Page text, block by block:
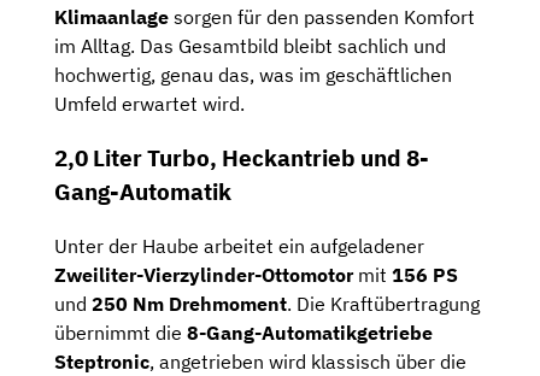
Klimaanlage sorgen für den passenden Komfort
im Alltag. Das Gesamtbild bleibt sachlich und
hochwertig, genau das, was im geschäftlichen
Umfeld erwartet wird.
2,0 Liter Turbo, Heckantrieb und 8-
Gang-Automatik
Unter der Haube arbeitet ein aufgeladener
Zweiliter-Vierzylinder-Ottomotormit 156 PS
und 250 Nm Drehmoment. Die Kraftübertragung
übernimmt die 8-Gang-Automatikgetriebe
Steptronic, angetrieben wird klassisch über die